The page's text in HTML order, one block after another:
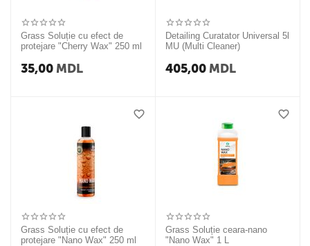
Grass Soluție cu efect de
protejare "Cherry Wax" 250 ml
35,00 MDL
Detailing Curatator Universal 5l
MU (Multi Cleaner)
405,00 MDL
Grass Soluție cu efect de
protejare "Nano Wax" 250 ml
Grass Soluție ceara-nano
"Nano Wax" 1 L